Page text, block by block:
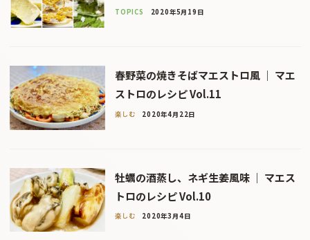
TOPICS 2020年5月19日
春野菜の焼きそばマエストロ風 ｜ マエ
ストロのレシピ Vol.11
楽しむ 2020年4月22日
牡蠣の酒蒸し、ネギ生姜風味 ｜ マエス
トロのレシピ Vol.10
楽しむ 2020年3月4日